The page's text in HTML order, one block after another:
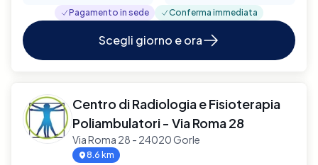
Pagamento in sede Conferma immediata
Scegli giorno e ora
Centro di Radiologia e Fisioterapia
Poliambulatori - Via Roma 28
Via Roma 28 - 24020 Gorle
8.6 km